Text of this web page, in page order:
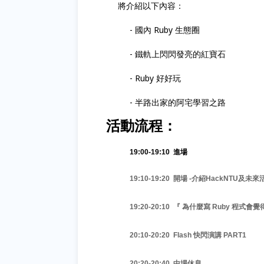
將介紹以下內容：
- 國內 Ruby 生態圈
- 鐵軌上閃閃發亮的紅寶石
- Ruby 好好玩
- 半路出家的阿宅學習之路
活動流程：
19:00-19:10 進場
19:10-19:20 開場 -介紹HackNTU及未來
19:20-20:10 『 為什麼寫 Ruby 程式會覺
20:10-20:20 Flash 快閃演講 PART1